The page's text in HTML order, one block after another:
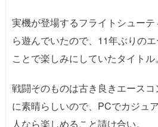
実機が登場するフライトシュー
ら遊んでいたので、11年ぶりの
ことで楽しみにしていたタイトル。
戦闘そのものは古き良きエース
に素晴らしいので、PCでカジュ
人なら楽しめること請け合い。